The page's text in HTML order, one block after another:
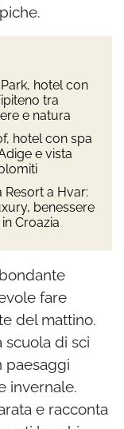
hotel con
tra
e natura
hotel con spa
e vista
Resort a Hvar:
benessere
Croazia
fare
del mattino.
di sci
paesaggi
invernale.
e racconta